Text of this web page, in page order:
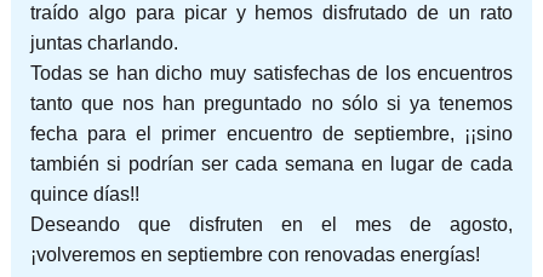
traído algo para picar y hemos disfrutado de un rato
juntas charlando.
Todas se han dicho muy satisfechas de los encuentros
tanto que nos han preguntado no sólo si ya tenemos
fecha para el primer encuentro de septiembre, ¡¡sino
también si podrían ser cada semana en lugar de cada
quince días!!
Deseando que disfruten en el mes de agosto,
¡volveremos en septiembre con renovadas energías!